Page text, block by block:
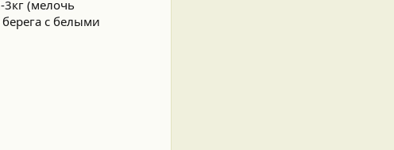
3кг (мелочь
с белыми